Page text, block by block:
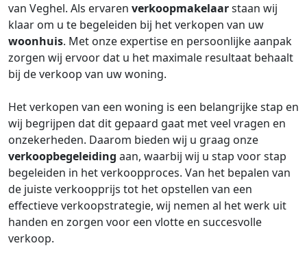
van Veghel. Als ervaren verkoopmakelaarstaan wij
klaar om u te begeleiden bij het verkopen van uw
woonhuis. Met onze expertise en persoonlijke aanpak
zorgen wij ervoor dat u het maximale resultaat behaalt
bij de verkoop van uw woning.
Het verkopen van een woning is een belangrijke stap en
wij begrijpen dat dit gepaard gaat met veel vragen en
onzekerheden. Daarom bieden wij u graag onze
verkoopbegeleiding aan, waarbij wij u stap voor stap
begeleiden in het verkoopproces. Van het bepalen van
de juiste verkoopprijs tot het opstellen van een
effectieve verkoopstrategie, wij nemen al het werk uit
handen en zorgen voor een vlotte en succesvolle
verkoop.